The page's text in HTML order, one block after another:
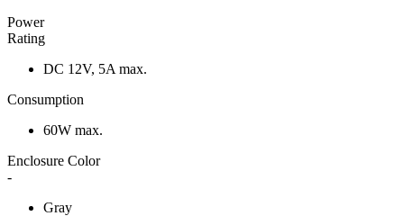
Power
Rating
DC 12V, 5A max.
Consumption
60W max.
Enclosure Color
-
Gray